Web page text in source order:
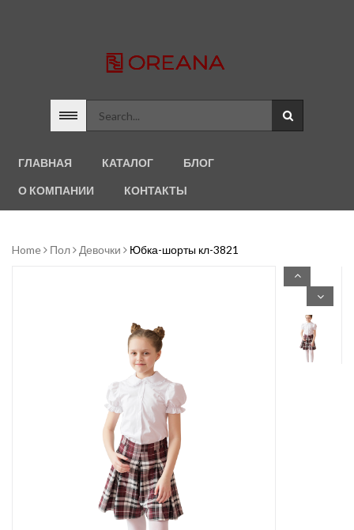
ГЛАВНАЯ КАТАЛОГ БЛОГ
О КОМПАНИИ КОНТАКТЫ
Home Пол Девочки Юбка-шорты кл-3821